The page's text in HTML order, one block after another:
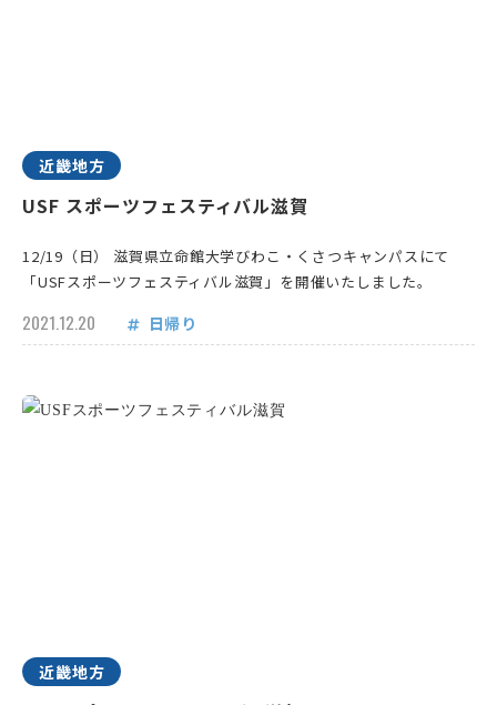
近畿地方
USF スポーツフェスティバル滋賀
12/19（日） 滋賀県立命館大学びわこ・くさつキャンパスにて
「USFスポーツフェスティバル滋賀」を開催いたしました。
2021.12.20 日帰り
近畿地方